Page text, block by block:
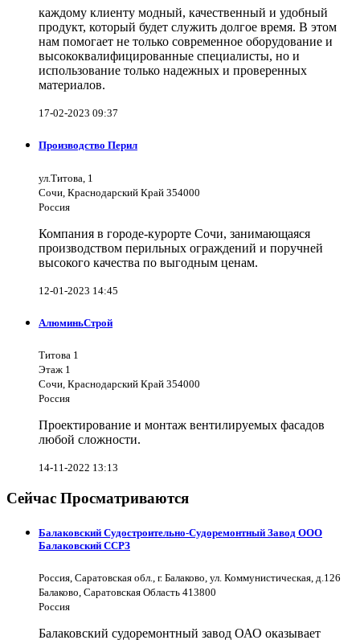
каждому клиенту модный, качественный и удобный
продукт, который будет служить долгое время. В этом
нам помогает не только современное оборудование и
высококвалифицированные специалисты, но и
использование только надежных и проверенных
материалов.
17-02-2023 09:37
Производство Перил
ул.Титова, 1
Сочи, Краснодарский Край 354000
Россия
Компания в городе-курорте Сочи, занимающаяся
производством перильных ограждений и поручней
высокого качества по выгодным ценам.
12-01-2023 14:45
АлюминьСтрой
Титова 1
Этаж 1
Сочи, Краснодарский Край 354000
Россия
Проектирование и монтаж вентилируемых фасадов
любой сложности.
14-11-2022 13:13
Сейчас Просматриваются
Балаковский Судостроительно-Судоремонтный Завод ООО
Балаковский ССРЗ
Россия, Саратовская обл., г. Балаково, ул. Коммунистическая, д.126
Балаково, Саратовская Область 413800
Россия
Балаковский судоремонтный завод ОАО оказывает